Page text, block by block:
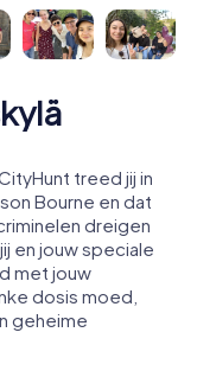
treed jij in
Bourne en dat
dreigen
en jouw speciale
met jouw
dosis moed,
geheime